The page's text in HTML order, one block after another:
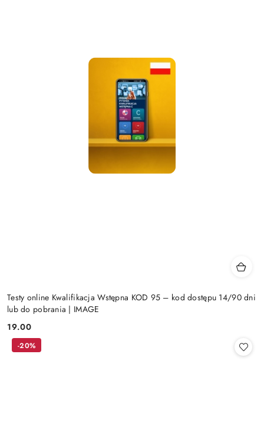
Testy online Kwalifikacja Wstępna KOD 95 – kod dostępu 14/90 dni
lub do pobrania | IMAGE
Cena:
19.00
-20%